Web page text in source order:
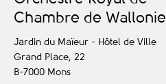
Chambre de Wallonie
Jardin du Maïeur - Hôtel de Ville
Grand Place, 22
B-7000 Mons